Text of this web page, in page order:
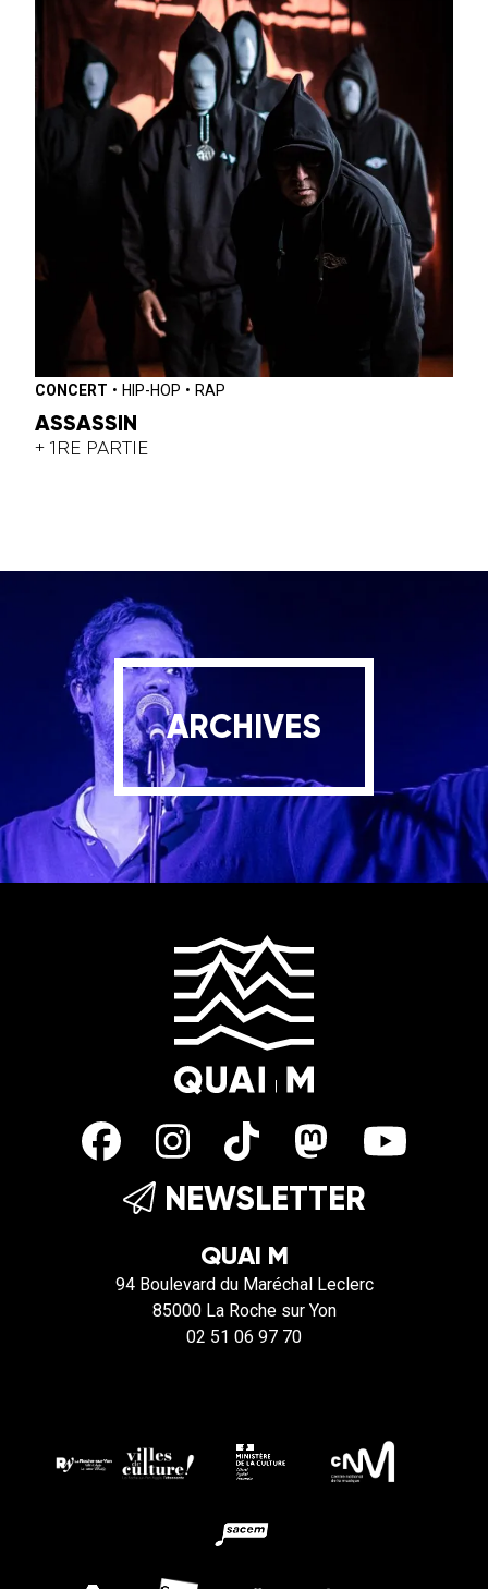
CONCERT • HIP-HOP • RAP
ASSASSIN
+ 1RE PARTIE
ARCHIVES
NEWSLETTER
QUAI M
94 Boulevard du Maréchal Leclerc
85000 La Roche sur Yon
02 51 06 97 70